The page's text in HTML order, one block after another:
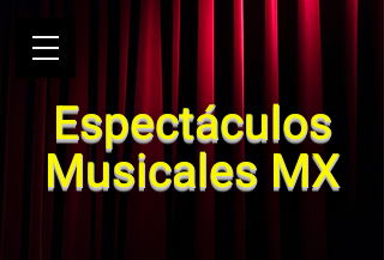
Espectáculos
Musicales MX